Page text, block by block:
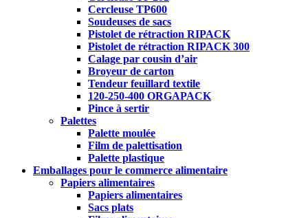
Cercleuse TP600
Soudeuses de sacs
Pistolet de rétraction RIPACK
Pistolet de rétraction RIPACK 300
Calage par cousin d’air
Broyeur de carton
Tendeur feuillard textile
120-250-400 ORGAPACK
Pince à sertir
Palettes
Palette moulée
Film de palettisation
Palette plastique
Emballages pour le commerce alimentaire
Papiers alimentaires
Papiers alimentaires
Sacs plats